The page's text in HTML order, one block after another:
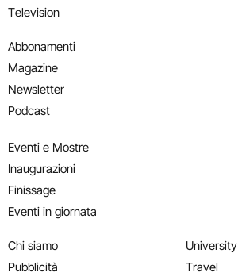
Television
Abbonamenti
Magazine
Newsletter
Podcast
Eventi e Mostre
Inaugurazioni
Finissage
Eventi in giornata
Chi siamo
Pubblicità
University
Travel